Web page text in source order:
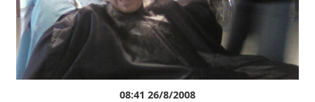
26/8/2008 08:41